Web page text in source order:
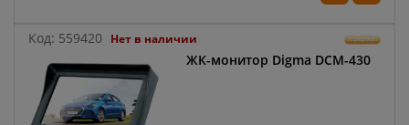
Код: 559420 Нет в наличии
ЖК-монитор Digma DCM-430